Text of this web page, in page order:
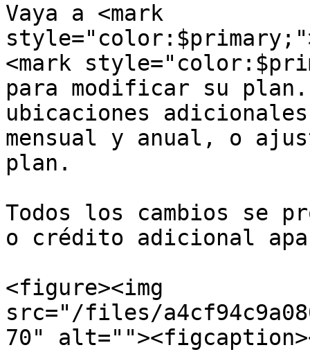
Vaya a <mark
<mark
para modificar su plan.
ubicaciones
mensual y anual, o
plan.
Todos los cambios se
o crédito adicional
<figure><img
src="/files/
70"